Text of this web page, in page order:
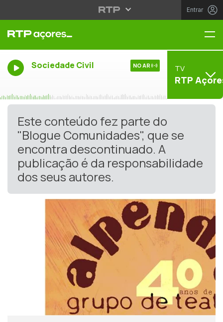
Entrar
Sociedade Civil NO AR TV
RTP
Este conteúdo fez parte do
"Blogue Comunidades", que se
encontra descontinuado. A
publicação é da responsabilidade
dos seus autores.